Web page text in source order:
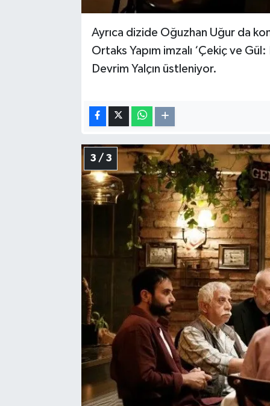
Ayrıca dizide Oğuzhan Uğur da
Ortaks Yapım imzalı ‘Çekiç ve
Devrim Yalçın üstleniyor.
3 / 3